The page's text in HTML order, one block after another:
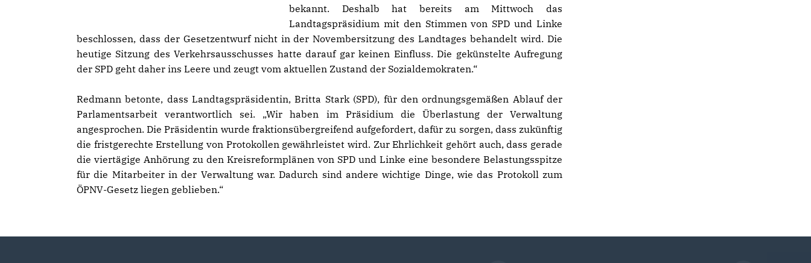
bekannt. Deshalb hat bereits am Mittwoch das
Landtagspräsidium mit den Stimmen von SPD und Linke
beschlossen, dass der Gesetzentwurf nicht in der Novembersitzung des Landtages behandelt wird. Die
heutige Sitzung des Verkehrsausschusses hatte darauf gar keinen Einfluss. Die gekünstelte Aufregung
der SPD geht daher ins Leere und zeugt vom aktuellen Zustand der Sozialdemokraten.“
Redmann betonte, dass Landtagspräsidentin, Britta Stark (SPD), für den ordnungsgemäßen Ablauf der
Parlamentsarbeit verantwortlich sei. „Wir haben im Präsidium die Überlastung der Verwaltung
angesprochen. Die Präsidentin wurde fraktionsübergreifend aufgefordert, dafür zu sorgen, dass zukünftig
die fristgerechte Erstellung von Protokollen gewährleistet wird. Zur Ehrlichkeit gehört auch, dass gerade
die viertägige Anhörung zu den Kreisreformplänen von SPD und Linke eine besondere Belastungsspitze
für die Mitarbeiter in der Verwaltung war. Dadurch sind andere wichtige Dinge, wie das Protokoll zum
ÖPNV-Gesetz liegen geblieben.“